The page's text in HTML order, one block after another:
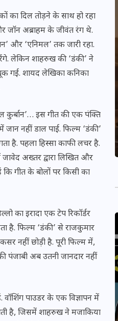
का दिल तोड़ने के साथ हो रहा
जॉन अब्राहम के जीवंत रंग थे.
और ‘एनिमल’ तक जारी रहा.
लेकिन शाहरुख की ‘डंकी’ ने
गई. शायद लेखिका कनिका
कुर्बान’… इस गीत की एक पंक्ति
नहीं डाल पाई. फिल्म ‘डंकी’
है. पहला हिस्सा काफी लचर है.
अख्तर द्वारा लिखित और
गीत के बोलों पर किसी का
का इरादा एक टेप रिकॉर्डर
है. फिल्म ‘डंकी’ से राजकुमार
नहीं छोड़ी है. पूरी फिल्म में,
पंजाबी अब उतनी जानदार नहीं
पाउडर के एक विज्ञापन में
है, जिसमें शाहरुख ने मजाकिया
की लैंडिंग में
और
2025
Recruitment
के पदों